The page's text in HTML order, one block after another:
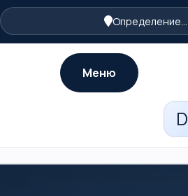
Определение...
D
Меню